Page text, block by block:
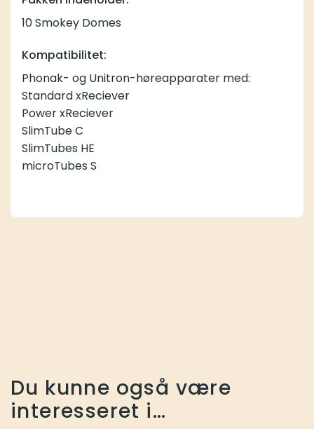
10 Smokey Domes
Kompatibilitet:
Phonak- og Unitron-høreapparater med:
Standard xReciever
Power xReciever
SlimTube C
SlimTubes HE
microTubes S
Du kunne også være
interesseret i…